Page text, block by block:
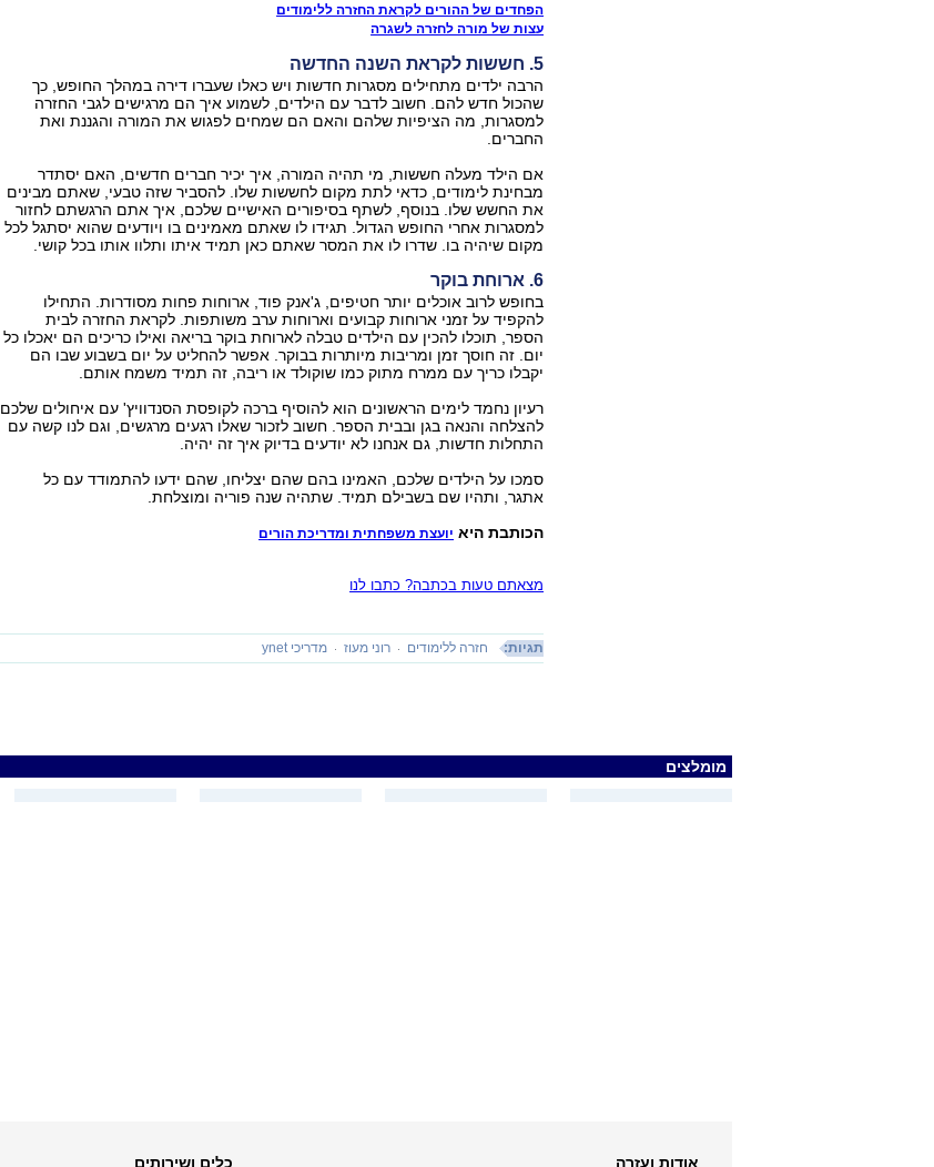
הפחדים של ההורים לקראת החזרה ללימודים
עצות של מורה לחזרה לשגרה
5. חששות לקראת השנה החדשה
הרבה ילדים מתחילים מסגרות חדשות ויש כאלו שעברו דירה במהלך החופש, כך
שהכול חדש להם. חשוב לדבר עם הילדים, לשמוע איך הם מרגישים לגבי החזרה
למסגרות, מה הציפיות שלהם והאם הם שמחים לפגוש את המורה והגננת ואת
החברים.
אם הילד מעלה חששות, מי תהיה המורה, איך יכיר חברים חדשים, האם יסתדר
מבחינת לימודים, כדאי לתת מקום לחששות שלו. להסביר שזה טבעי, שאתם מבינים
את החשש שלו. בנוסף, לשתף בסיפורים האישיים שלכם, איך אתם הרגשתם לחזור
למסגרות אחרי החופש הגדול. תגידו לו שאתם מאמינים בו ויודעים שהוא יסתגל לכל
מקום שיהיה בו. שדרו לו את המסר שאתם כאן תמיד איתו ותלוו אותו בכל קושי.
6. ארוחת בוקר
בחופש לרוב אוכלים יותר חטיפים, ג'אנק פוד, ארוחות פחות מסודרות. התחילו
להקפיד על זמני ארוחות קבועים וארוחות ערב משותפות. לקראת החזרה לבית
הספר, תוכלו להכין עם הילדים טבלה לארוחת בוקר בריאה ואילו כריכים הם יאכלו כל
יום. זה חוסך זמן ומריבות מיותרות בבוקר. אפשר להחליט על יום בשבוע שבו הם
יקבלו כריך עם ממרח מתוק כמו שוקולד או ריבה, זה תמיד משמח אותם.
רעיון נחמד לימים הראשונים הוא להוסיף ברכה לקופסת הסנדוויץ' עם איחולים שלכם
להצלחה והנאה בגן ובבית הספר. חשוב לזכור שאלו רגעים מרגשים, וגם לנו קשה עם
התחלות חדשות, גם אנחנו לא יודעים בדיוק איך זה יהיה.
סמכו על הילדים שלכם, האמינו בהם שהם יצליחו, שהם ידעו להתמודד עם כל
אתגר, ותהיו שם בשבילם תמיד. שתהיה שנה פוריה ומוצלחת.
הכותבת היא יועצת משפחתית ומדריכת הורים
מצאתם טעות בכתבה? כתבו לנו
תגיות: חזרה ללימודים רוני מעוז מדריכי ynet
מומלצים
אודות ועזרה כלים ושירותים